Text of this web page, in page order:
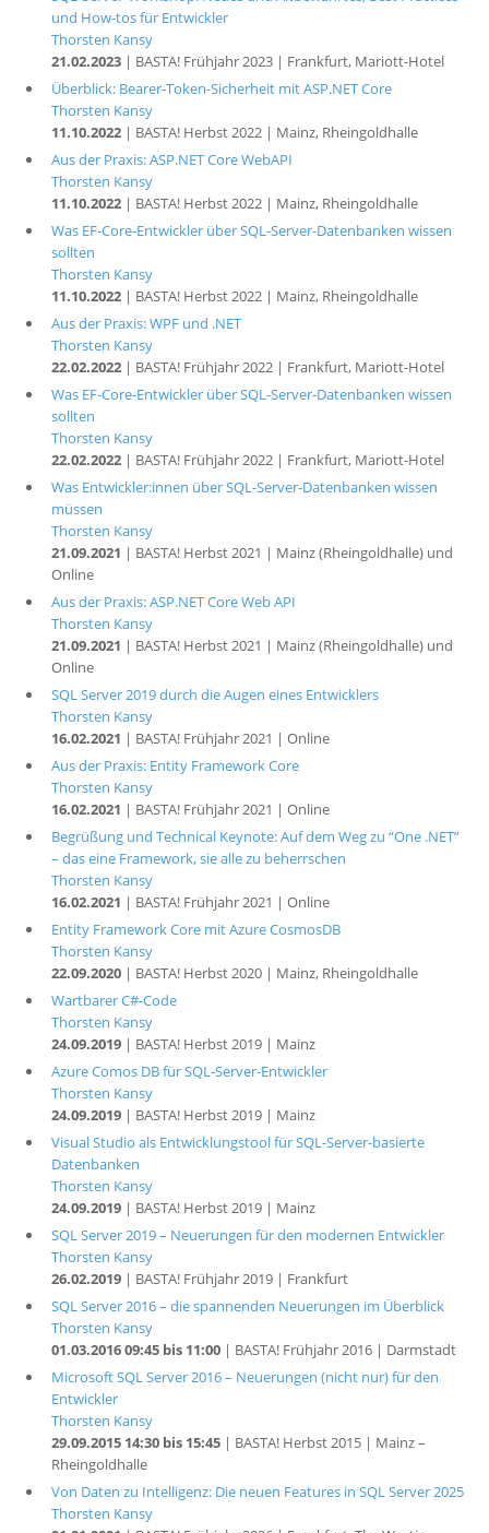
und How-tos für Entwickler
Thorsten Kansy
21.02.2023| BASTA! Frühjahr 2023 | Frankfurt, Mariott-Hotel
Überblick: Bearer-Token-Sicherheit mit ASP.NET Core
Thorsten Kansy
11.10.2022| BASTA! Herbst 2022 | Mainz, Rheingoldhalle
Aus der Praxis: ASP.NET Core WebAPI
Thorsten Kansy
11.10.2022| BASTA! Herbst 2022 | Mainz, Rheingoldhalle
Was EF-Core-Entwickler über SQL-Server-Datenbanken wissen
sollten
Thorsten Kansy
11.10.2022| BASTA! Herbst 2022 | Mainz, Rheingoldhalle
Aus der Praxis: WPF und .NET
Thorsten Kansy
22.02.2022| BASTA! Frühjahr 2022 | Frankfurt, Mariott-Hotel
Was EF-Core-Entwickler über SQL-Server-Datenbanken wissen
sollten
Thorsten Kansy
22.02.2022| BASTA! Frühjahr 2022 | Frankfurt, Mariott-Hotel
Was Entwickler:innen über SQL-Server-Datenbanken wissen
müssen
Thorsten Kansy
21.09.2021 | BASTA! Herbst 2021 | Mainz (Rheingoldhalle) und
Online
Aus der Praxis: ASP.NET Core Web API
Thorsten Kansy
21.09.2021 | BASTA! Herbst 2021 | Mainz (Rheingoldhalle) und
Online
SQL Server 2019 durch die Augen eines Entwicklers
Thorsten Kansy
16.02.2021 | BASTA! Frühjahr 2021 | Online
Aus der Praxis: Entity Framework Core
Thorsten Kansy
16.02.2021 | BASTA! Frühjahr 2021 | Online
Begrüßung und Technical Keynote: Auf dem Weg zu “One .NET”
– das eine Framework, sie alle zu beherrschen
Thorsten Kansy
16.02.2021 | BASTA! Frühjahr 2021 | Online
Entity Framework Core mit Azure CosmosDB
Thorsten Kansy
22.09.2020| BASTA! Herbst 2020 | Mainz, Rheingoldhalle
Wartbarer C#-Code
Thorsten Kansy
24.09.2019| BASTA! Herbst 2019 | Mainz
Azure Comos DB für SQL-Server-Entwickler
Thorsten Kansy
24.09.2019| BASTA! Herbst 2019 | Mainz
Visual Studio als Entwicklungstool für SQL-Server-basierte
Datenbanken
Thorsten Kansy
24.09.2019| BASTA! Herbst 2019 | Mainz
SQL Server 2019 – Neuerungen für den modernen Entwickler
Thorsten Kansy
26.02.2019| BASTA! Frühjahr 2019 | Frankfurt
SQL Server 2016 – die spannenden Neuerungen im Überblick
Thorsten Kansy
01.03.2016 09:45 bis 11:00| BASTA! Frühjahr 2016 | Darmstadt
Microsoft SQL Server 2016 – Neuerungen (nicht nur) für den
Entwickler
Thorsten Kansy
29.09.2015 14:30 bis 15:45| BASTA! Herbst 2015 | Mainz –
Rheingoldhalle
Von Daten zu Intelligenz: Die neuen Features in SQL Server 2025
Thorsten Kansy